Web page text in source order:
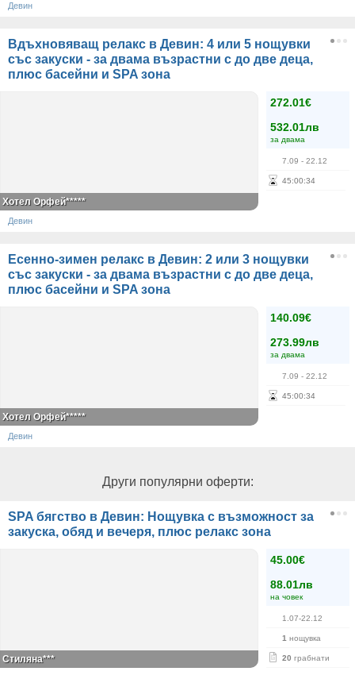
Девин
Вдъхновяващ релакс в Девин: 4 или 5 нощувки
със закуски - за двама възрастни с до две деца,
плюс басейни и SPA зона
272.01€
532.01лв
за двама
7.09 - 22.12
45:00:34
Хотел Орфей*****
Девин
Есенно-зимен релакс в Девин: 2 или 3 нощувки
със закуски - за двама възрастни с до две деца,
плюс басейни и SPA зона
140.09€
273.99лв
за двама
7.09 - 22.12
45:00:34
Хотел Орфей*****
Девин
Други популярни оферти:
SPA бягство в Девин: Нощувка с възможност за
закуска, обяд и вечеря, плюс релакс зона
45.00€
88.01лв
на човек
1.07-22.12
1 нощувка
20 грабнати
Стиляна***